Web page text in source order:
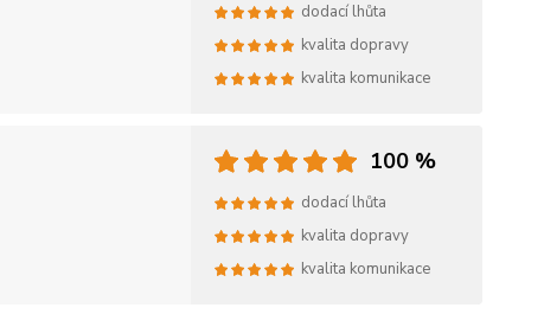
dodací lhůta
kvalita dopravy
kvalita komunikace
100 %
dodací lhůta
kvalita dopravy
kvalita komunikace